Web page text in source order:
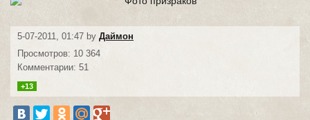
5-07-2011, 01:47 by Даймон
Просмотров: 10 364
Комментарии: 51
+13